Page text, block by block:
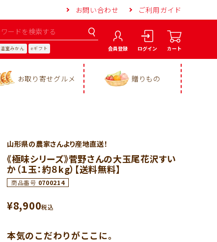
お問い合わせ ご利用ガイド
温室みかん eギフト 会員登録 ログイン カート
お取り寄せグルメ 贈りもの
山形県の農家さんより産地直送！
《極味シリーズ》菅野さんの大玉尾花沢すい
か（１玉：約８kg）【送料無料】
商品番号 0700214
¥8,900税込
本気のこだわりがここに。